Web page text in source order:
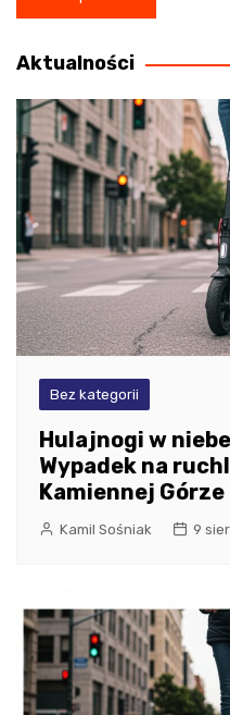
wpisu
Aktualności
Bez kategorii
Hulajnogi w
Wypadek na
Kamiennej Górze
Kamil Sośniak 9